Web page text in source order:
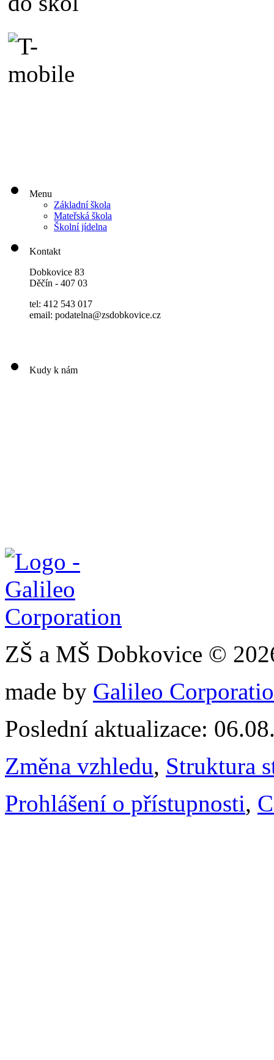
Menu
Základní škola
Mateřská škola
Školní jídelna
Kontakt
Dobkovice 83
Děčín - 407 03
tel: 412 543 017
email: podatelna@zsdobkovice.cz
Kudy k nám
ZŠ a MŠ Dobkovice ©
made by Galileo
Poslední aktualizace:
Změna vzhledu, Struktura
Prohlášení o přístupnosti,